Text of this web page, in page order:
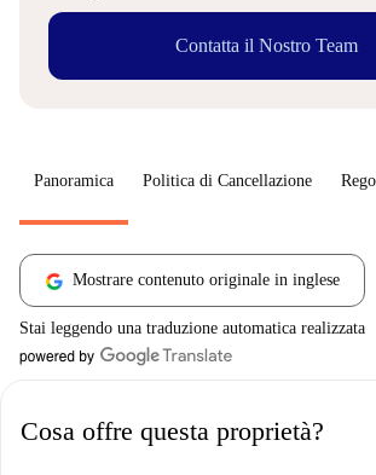
Contatta il Nostro Team
Panoramica Politica di Cancellazione
Mostrare contenuto originale in inglese
Stai leggendo una traduzione automatica realizzata
Cosa offre questa proprietà?